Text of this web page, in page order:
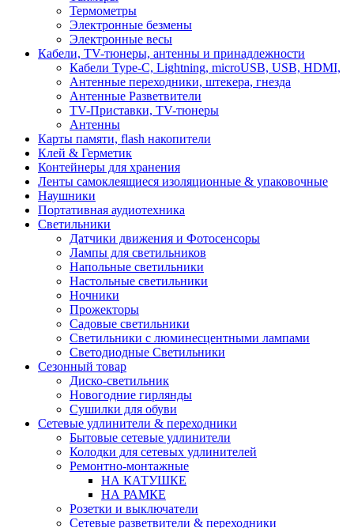
Термометры
Электронные безмены
Электронные весы
Кабели, TV-тюнеры, антенны и принадлежности
Кабели Type-C, Lightning, microUSB, USB, HDMI,
Антенные переходники, штекера, гнезда
Антенные Разветвители
TV-Приставки, TV-тюнеры
Антенны
Карты памяти, flash накопители
Клей & Герметик
Контейнеры для хранения
Ленты самоклеящиеся изоляционные & упаковочные
Наушники
Портативная аудиотехника
Светильники
Датчики движения и Фотосенсоры
Лампы для светильников
Напольные светильники
Настольные светильники
Ночники
Прожекторы
Садовые светильники
Светильники с люминесцентными лампами
Светодиодные Светильники
Сезонный товар
Диско-светильник
Новогодние гирлянды
Сушилки для обуви
Сетевые удлинители & переходники
Бытовые сетевые удлинители
Колодки для сетевых удлинителей
Ремонтно-монтажные
НА КАТУШКЕ
НА РАМКЕ
Розетки и выключатели
Сетевые разветвители & переходники